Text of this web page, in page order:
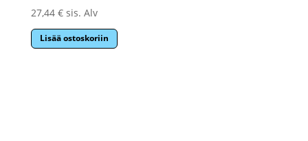
27,44 € sis. Alv
Lisää ostoskoriin